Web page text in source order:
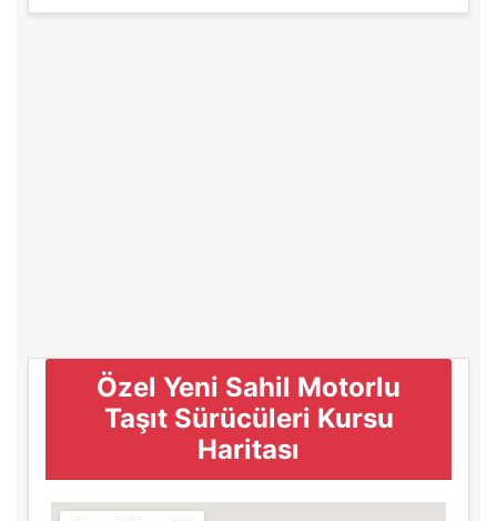
Özel Yeni Sahil Motorlu
Taşıt Sürücüleri Kursu
Haritası